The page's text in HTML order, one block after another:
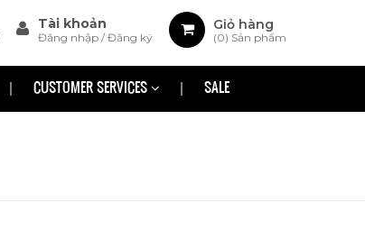
Giỏ hàng
(0) Sản phẩm
Tài khoản
Đăng nhập /Đăng ký
CUSTOMER SERVICES SALE